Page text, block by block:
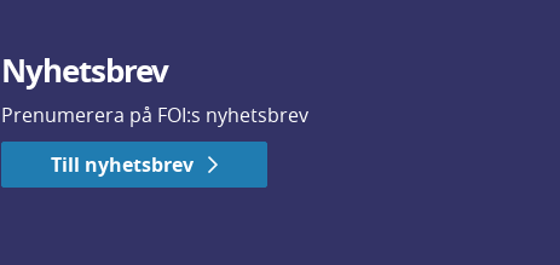
Nyhetsbrev
Prenumerera på FOI:s nyhetsbrev
Till nyhetsbrev